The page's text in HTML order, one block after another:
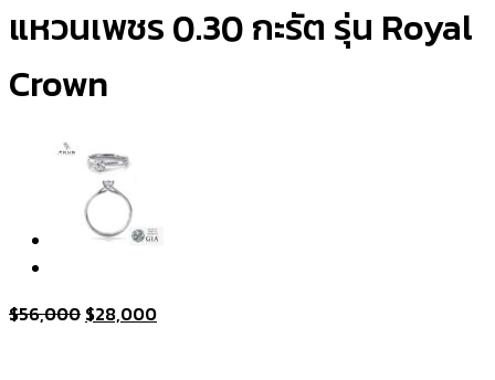
แหวนเพชร 0.30 กะรัต รุ่น Royal
Crown
$56,000 Original
$28,000Current